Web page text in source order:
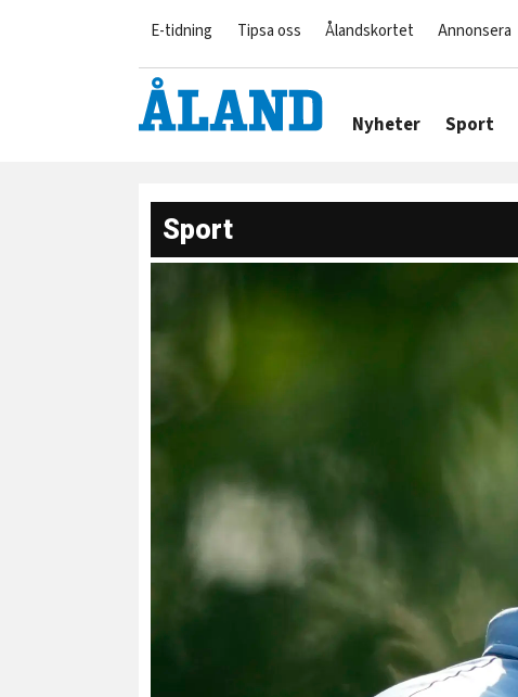
E-tidning Tipsa oss Ålandskortet Annonsera
Nyheter Sport
Sport